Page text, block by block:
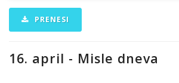
PRENESI
16. april - Misle dneva